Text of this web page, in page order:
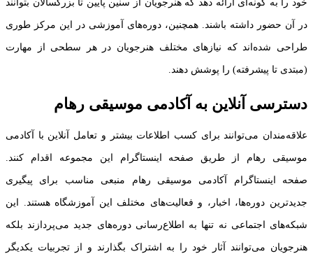
خود را به گونه‌ای ارائه دهد که هنرجویان از سنین پایین تا بزرگسالان بتوانند
در آن حضور داشته باشند. همچنین، دوره‌های آموزشی در این مرکز طوری
طراحی شده‌اند که نیازهای مختلف هنرجویان در هر سطحی از مهارت
(مبتدی تا پیشرفته) را پوشش دهند.
دسترسی آنلاین به آکادمی موسیقی رهام
علاقه‌مندان می‌توانند برای کسب اطلاعات بیشتر و تعامل آنلاین با آکادمی
موسیقی رهام از طریق صفحه اینستاگرام این مجموعه اقدام کنند.
صفحه اینستاگرام آکادمی موسیقی رهام منبعی مناسب برای پیگیری
جدیدترین دوره‌ها، اخبار، و فعالیت‌های مختلف این آموزشگاه هستند. این
شبکه‌های اجتماعی نه تنها به اطلاع‌رسانی دوره‌های جدید می‌پردازند بلکه
هنرجویان می‌توانند آثار خود را به اشتراک بگذارند و از تجربیات یکدیگر